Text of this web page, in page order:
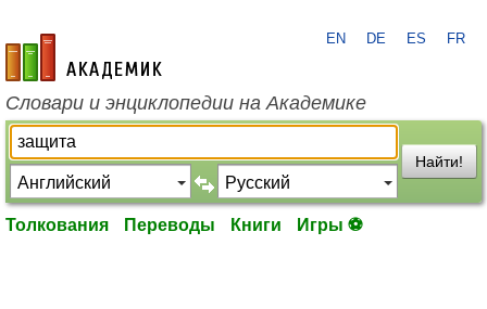
academic.ru
EN DE ES FR
Словари и энциклопедии на Академике
Найти!
Толкования Переводы Книги Игры ⚽